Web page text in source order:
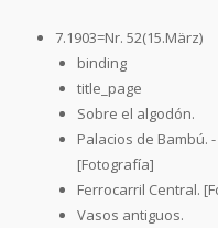
7.1903=Nr. 52(15.März)
binding
title_page
Sobre el algodón.
Palacios de Bambú.
[Fotografía]
Ferrocarril Central.
Vasos antiguos.